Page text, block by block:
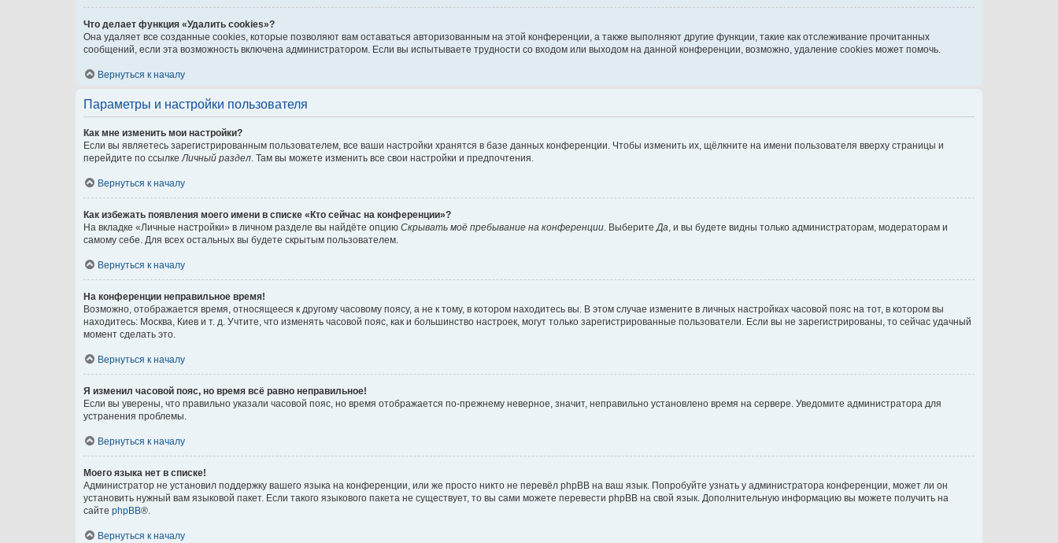
Что делает функция «Удалить cookies»?
Она удаляет все созданные cookies, которые позволяют вам оставаться авторизованным на этой конференции, а также выполняют другие функции, такие как отслеживание прочитанных
сообщений, если эта возможность включена администратором. Если вы испытываете трудности со входом или выходом на данной конференции, возможно, удаление cookies может помочь.
Вернуться к началу
Параметры и настройки пользователя
Как мне изменить мои настройки?
Если вы являетесь зарегистрированным пользователем, все ваши настройки хранятся в базе данных конференции. Чтобы изменить их, щёлкните на имени пользователя вверху страницы и
перейдите по ссылкеЛичный раздел. Там вы можете изменить все свои настройки и предпочтения.
Вернуться к началу
Как избежать появления моего имени в списке «Кто сейчас на конференции»?
На вкладке «Личные настройки» в личном разделе вы найдёте опцию Скрывать моё пребывание на конференции. ВыберитеДа, и вы будете видны только администраторам, модераторам и
самому себе. Для всех остальных вы будете скрытым пользователем.
Вернуться к началу
На конференции неправильное время!
Возможно, отображается время, относящееся к другому часовому поясу, а не к тому, в котором находитесь вы. В этом случае измените в личных настройках часовой пояс на тот, в котором вы
находитесь: Москва, Киев и т. д. Учтите, что изменять часовой пояс, как и большинство настроек, могут только зарегистрированные пользователи. Если вы не зарегистрированы, то сейчас удачный
момент сделать это.
Вернуться к началу
Я изменил часовой пояс, но время всё равно неправильное!
Если вы уверены, что правильно указали часовой пояс, но время отображается по-прежнему неверное, значит, неправильно установлено время на сервере. Уведомите администратора для
устранения проблемы.
Вернуться к началу
Моего языка нет в списке!
Администратор не установил поддержку вашего языка на конференции, или же просто никто не перевёл phpBB на ваш язык. Попробуйте узнать у администратора конференции, может ли он
установить нужный вам языковой пакет. Если такого языкового пакета не существует, то вы сами можете перевести phpBB на свой язык. Дополнительную информацию вы можете получить на
сайте phpBB®.
Вернуться к началу